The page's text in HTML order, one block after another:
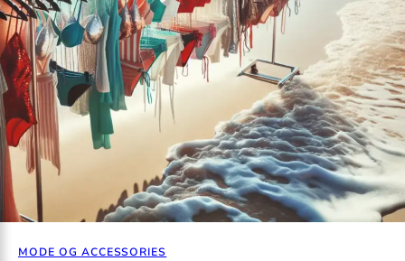
MODE OG ACCESSORIES